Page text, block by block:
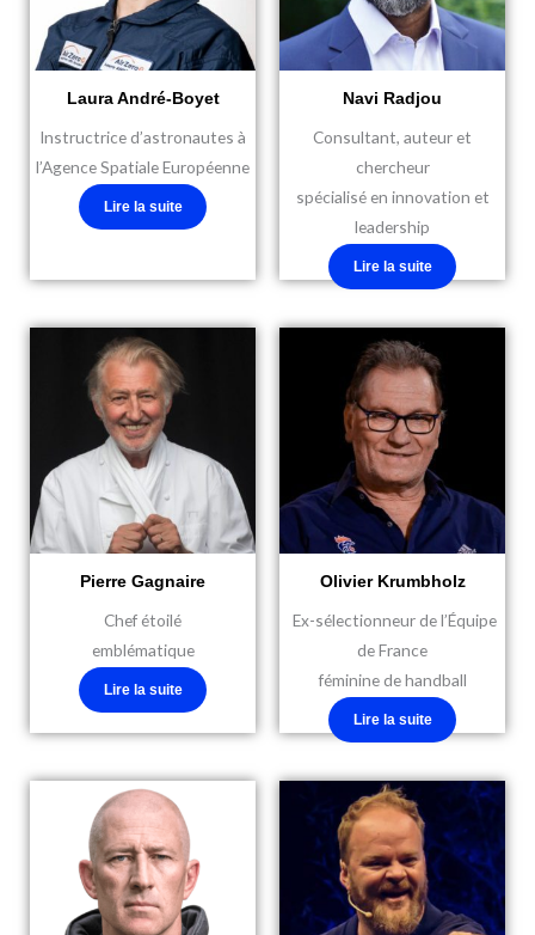
Laura André-Boyet
Instructrice d’astronautes à
l’Agence Spatiale Européenne
Lire la suite
Navi Radjou
Consultant, auteur et
chercheur
spécialisé en innovation et
leadership
Lire la suite
Pierre Gagnaire
Chef étoilé
emblématique
Lire la suite
Olivier Krumbholz
Ex-sélectionneur de l’Équipe
de France
féminine de handball
Lire la suite